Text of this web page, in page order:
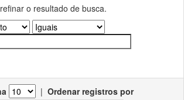
o resultado de busca.
| Ordenar registros por